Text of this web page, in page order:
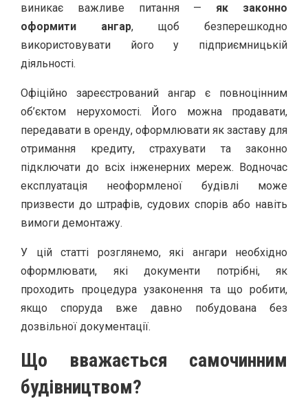
виникає важливе питання — як законно
оформити ангар, щоб безперешкодно
використовувати його у підприємницькій
діяльності.
Офіційно зареєстрований ангар є повноцінним
об’єктом нерухомості. Його можна продавати,
передавати в оренду, оформлювати як заставу для
отримання кредиту, страхувати та законно
підключати до всіх інженерних мереж. Водночас
експлуатація неоформленої будівлі може
призвести до штрафів, судових спорів або навіть
вимоги демонтажу.
У цій статті розглянемо, які ангари необхідно
оформлювати, які документи потрібні, як
проходить процедура узаконення та що робити,
якщо споруда вже давно побудована без
дозвільної документації.
Що вважається самочинним
будівництвом?